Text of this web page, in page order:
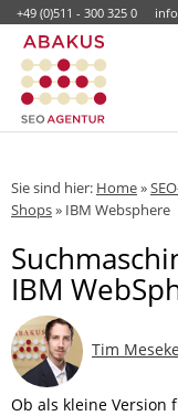
+49 (0)511 - 300 325 0
Sie sind hier: Home»
Shops» IBM Websphere
IBM
Tim Meseke
Ob als kleine Version